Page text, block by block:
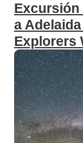
Excursión
a
Explorers